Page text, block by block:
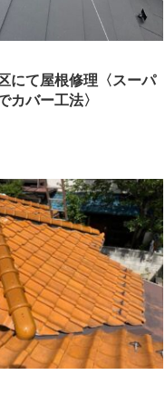
にて屋根修理〈スーパ
カバー工法〉